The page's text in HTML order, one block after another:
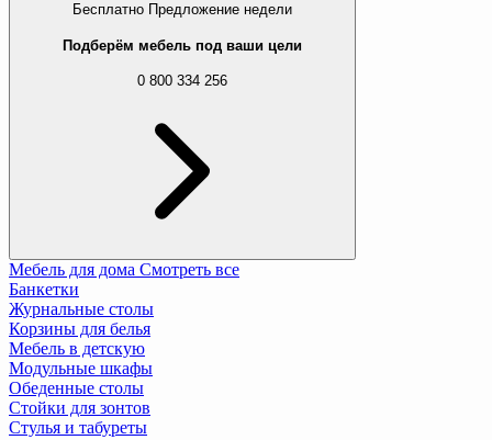
Бесплатно Предложение недели
Подберём мебель под ваши цели
0 800 334 256
Мебель для дома Смотреть все
Банкетки
Журнальные столы
Корзины для белья
Мебель в детскую
Модульные шкафы
Обеденные столы
Стойки для зонтов
Стулья и табуреты